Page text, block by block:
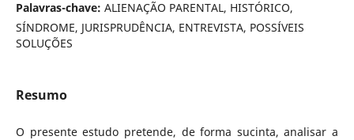
Palavras-chave: ALIENAÇÃO PARENTAL, HISTÓRICO,
SÍNDROME, JURISPRUDÊNCIA, ENTREVISTA, POSSÍVEIS
SOLUÇÕES
Resumo
O presente estudo pretende, de forma sucinta, analisar a